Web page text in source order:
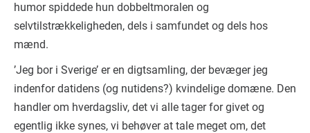
humor spiddede hun dobbeltmoralen og
selvtilstrækkeligheden, dels i samfundet og dels hos
mænd.
’Jeg bor i Sverige’ er en digtsamling, der bevæger jeg
indenfor datidens (og nutidens?) kvindelige domæne. Den
handler om hverdagsliv, det vi alle tager for givet og
egentlig ikke synes, vi behøver at tale meget om, det